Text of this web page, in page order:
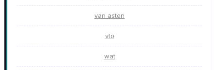
van asten
vto
wat